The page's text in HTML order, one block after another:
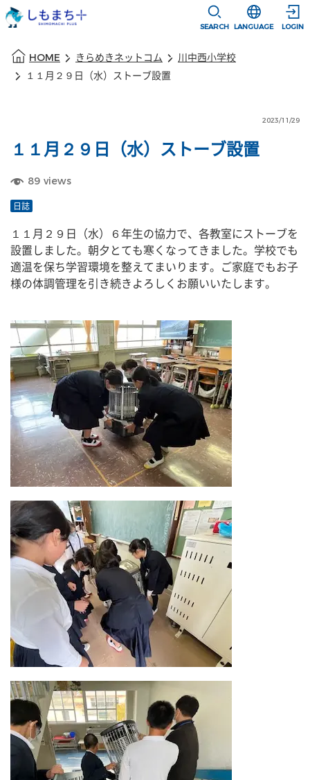
SEARCH
選択すると言
LANGUAGE LOGIN
HOME きらめきネットコム
川中西小学校
１１月２９日（水）ストーブ設置
2023/11/29
１１月２９日（水）ストーブ設置
89 views
日誌
１１月２９日（水）６年生の協力で、各教室にストーブを
設置しました。朝夕とても寒くなってきました。学校でも
適温を保ち学習環境を整えてまいります。ご家庭でもお子
様の体調管理を引き続きよろしくお願いいたします。